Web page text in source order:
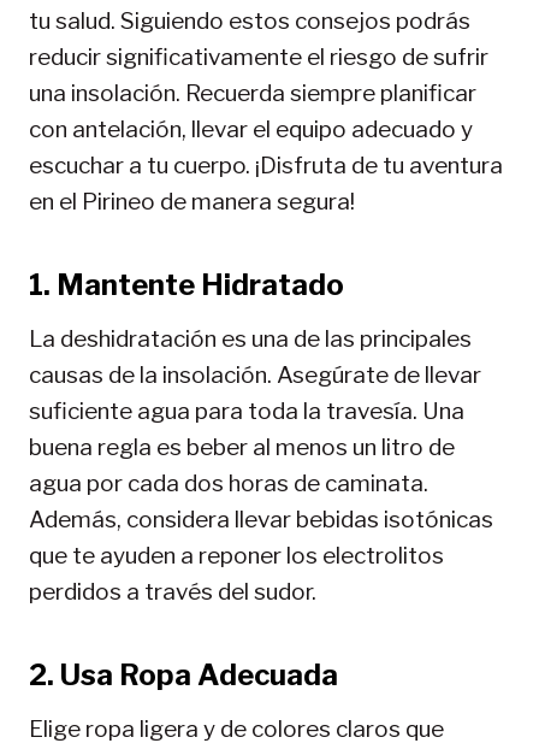
tu salud. Siguiendo estos consejos podrás
reducir significativamente el riesgo de sufrir
una insolación. Recuerda siempre planificar
con antelación, llevar el equipo adecuado y
escuchar a tu cuerpo. ¡Disfruta de tu aventura
en el Pirineo de manera segura!
1. Mantente Hidratado
La deshidratación es una de las principales
causas de la insolación. Asegúrate de llevar
suficiente agua para toda la travesía. Una
buena regla es beber al menos un litro de
agua por cada dos horas de caminata.
Además, considera llevar bebidas isotónicas
que te ayuden a reponer los electrolitos
perdidos a través del sudor.
2. Usa Ropa Adecuada
Elige ropa ligera y de colores claros que